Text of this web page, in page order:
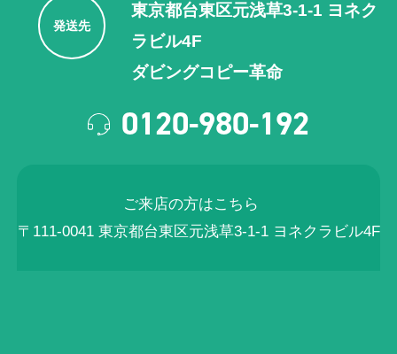
発送先
東京都台東区元浅草3-1-1 ヨネク
ラビル4F
ダビングコピー革命
0120-980-192
ご来店の方はこちら
〒111-0041 東京都台東区元浅草3-1-1 ヨネクラビル4F